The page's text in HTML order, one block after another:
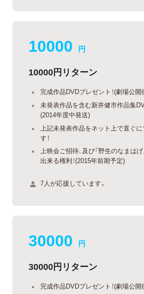
10000 円
10000円リターン
完成作品DVDプレゼント！(劇場公開
未発表作品を含む新井健市作品集
(2014年度中発送)
上記未発表作品をネット上で直ぐ
す！
上映会ご招待、及び「野生のなまは
出来る権利！(2015年前期予定)
7人が応援しています。
30000 円
30000円リターン
完成作品DVDプレゼント！(劇場公開